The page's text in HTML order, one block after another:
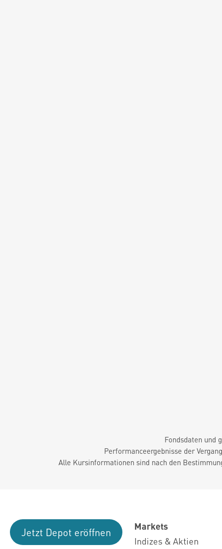
Fondsdaten und
Performanceergebnisse der
Alle Kursinformationen sind nach den
Jetzt Depot eröffnen
Markets
Indizes & Aktien